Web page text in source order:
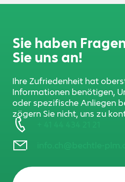
Sie haben
Sie uns an!
Ihre Zufriedenheit hat
Informationen benötigen,
oder spezifische Anliegen
zögern Sie nicht, uns zu